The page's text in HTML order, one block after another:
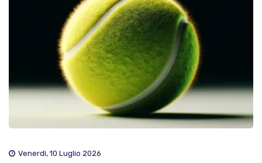
Venerdì, 10 Luglio 2026